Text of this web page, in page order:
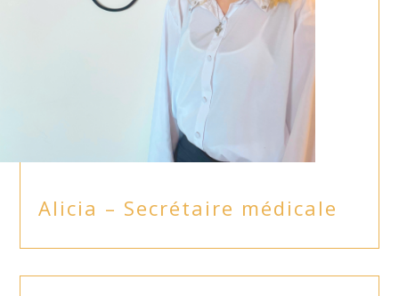
Alicia – Secrétaire médicale